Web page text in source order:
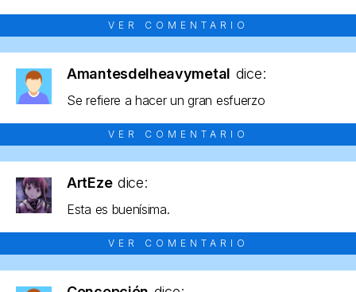
VER COMENTARIO
Amantesdelheavymetal dice:
Se refiere a hacer un gran esfuerzo
VER COMENTARIO
ArtEze dice:
Esta es buenísima.
VER COMENTARIO